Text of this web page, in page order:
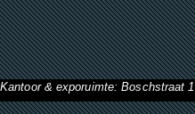
Kantoor & exporuimte: Boschstraat